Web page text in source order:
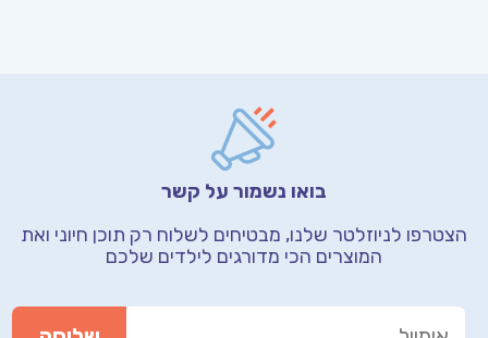
בואו נשמור על קשר
הצטרפו לניוזלטר שלנו, מבטיחים לשלוח רק תוכן חיוני ואת
המוצרים הכי מדורגים לילדים שלכם